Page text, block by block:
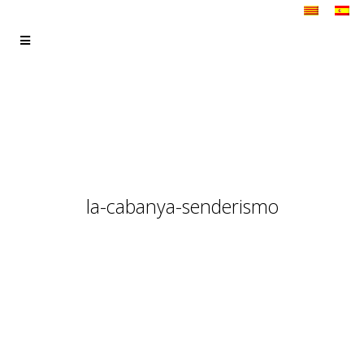
la-cabanya-senderismo